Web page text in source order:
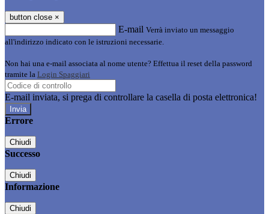
button close ×
E-mail Verrà inviato un messaggio
all'indirizzo indicato con le istruzioni necessarie.
Non hai una e-mail associata al nome utente? Effettua il reset della password
tramite la Login Spaggiari
E-mail inviata, si prega di controllare la casella di posta elettronica!
Errore
Chiudi
Successo
Chiudi
Informazione
Chiudi